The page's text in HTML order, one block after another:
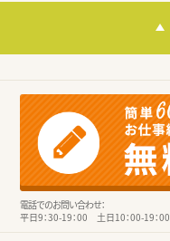
電話でのお問い合わせ：
平日9：30-19：00 土日10：00-19：00